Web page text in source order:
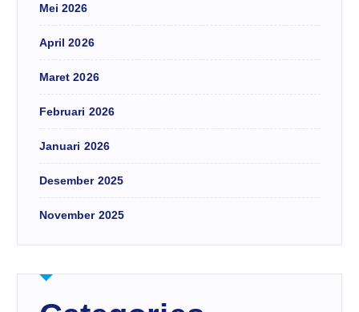
Mei 2026
April 2026
Maret 2026
Februari 2026
Januari 2026
Desember 2025
November 2025